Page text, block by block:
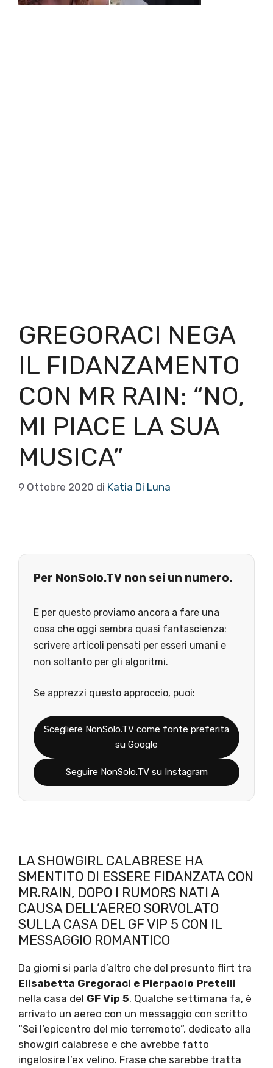
GREGORACI NEGA
IL FIDANZAMENTO
CON MR RAIN: “NO,
MI PIACE LA SUA
MUSICA”
9 Ottobre 2020 di Katia Di Luna
Per NonSolo.TV non sei un numero.
E per questo proviamo ancora a fare una
cosa che oggi sembra quasi fantascienza:
scrivere articoli pensati per esseri umani e
non soltanto per gli algoritmi.
Se apprezzi questo approccio, puoi:
Scegliere NonSolo.TV come fonte preferita
su Google
Seguire NonSolo.TV su Instagram
LA SHOWGIRL CALABRESE HA
SMENTITO DI ESSERE FIDANZATA CON
MR.RAIN, DOPO I RUMORS NATI A
CAUSA DELL’AEREO SORVOLATO
SULLA CASA DEL GF VIP 5 CON IL
MESSAGGIO ROMANTICO
Da giorni si parla d’altro che del presunto flirt tra
Elisabetta Gregoraci e Pierpaolo Pretelli
nella casa del GF Vip 5. Qualche settimana fa, è
arrivato un aereo con un messaggio con scritto
“Sei l’epicentro del mio terremoto”, dedicato alla
showgirl calabrese e che avrebbe fatto
ingelosire l’ex velino. Frase che sarebbe tratta